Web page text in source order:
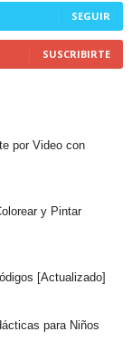
SEGUIR
SUSCRIBIRTE
por Video con
y Pintar
[Actualizado]
para Niños